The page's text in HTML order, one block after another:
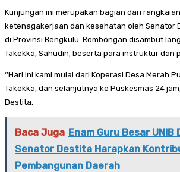
Kunjungan ini merupakan bagian dari
ketenagakerjaan dan kesehatan oleh Senator
di Provinsi Bengkulu. Rombongan disambut
Takekka, Sahudin, beserta para instruktur dan
‘’Hari ini kami mulai dari Koperasi Desa Merah
Takekka, dan selanjutnya ke Puskesmas 24
Destita.
Baca Juga Enam Guru Besar UNIB
Senator Destita Harapkan
Pembangunan Daerah